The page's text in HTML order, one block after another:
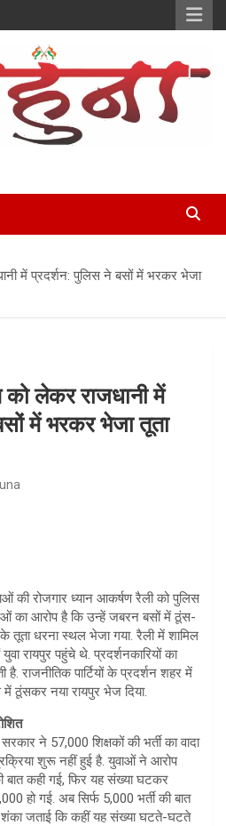
में प्रदर्शन: पुलिस ने बसों में भरकर भेजा
को लेकर राजधानी में
में भरकर भेजा तूता
की रोजगार ध्यान आकर्षण रैली को पुलिस
का आरोप है कि उन्हें जबरन बसों में ठूंस-
तूता धरना स्थल भेजा गया. रैली में शामिल
रायपुर पहुंचे थे. प्रदर्शनकारियों का
राजनीतिक पार्टियों के प्रदर्शन शहर में
में ठूंसकर नया रायपुर भेज दिया.
ने 57,000 शिक्षकों की भर्ती का वादा
शुरू नहीं हुई है. युवाओं ने आरोप
बात कही गई, फिर यह संख्या घटकर
हो गई. अब सिर्फ 5,000 भर्ती की बात
शंका जताई कि कहीं यह संख्या घटते-घटते